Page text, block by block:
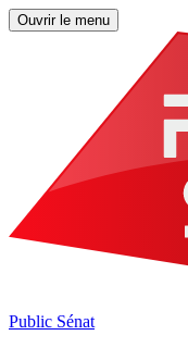
Ouvrir le menu
Public Sénat